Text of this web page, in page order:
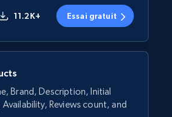
11.2K+ Essai gratuit
Brand, Description, Initial
Reviews count, and